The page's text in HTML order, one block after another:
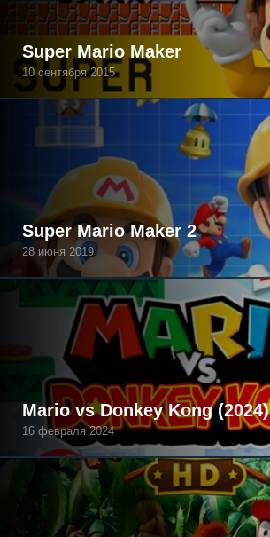
Super Mario Maker
10 сентября 2015
Super Mario Maker 2
28 июня 2019
Mario vs Donkey Kong (2024)
16 февраля 2024